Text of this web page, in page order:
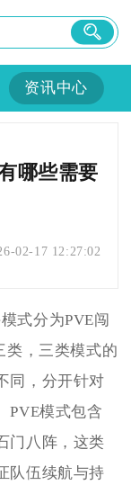
资讯中心
哪些需要
02-17 12:27:02
式分为PVE闯
类，三类模式的
同，分开针对
PVE模式包含
门八阵，这类
队伍续航与持